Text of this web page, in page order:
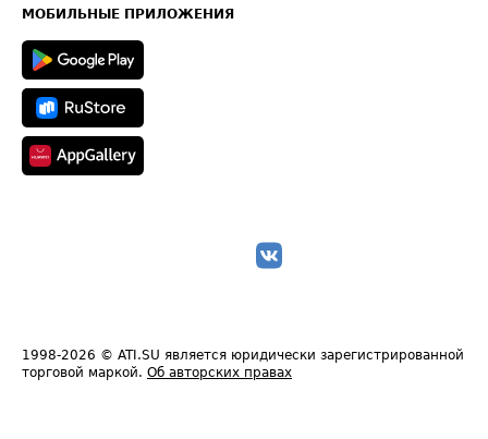
Техническая информация
МОБИЛЬНЫЕ ПРИЛОЖЕНИЯ
1998-2026 © ATI.SU является юридически зарегистрированной
торговой маркой. Об авторских правах